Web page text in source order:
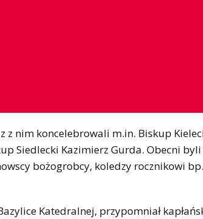
z nim koncelebrowali m.in. Biskup
Siedlecki Kazimierz Gurda. Obecni
bożogrobcy, koledzy rocznikowi
Katedralnej, przypomniał